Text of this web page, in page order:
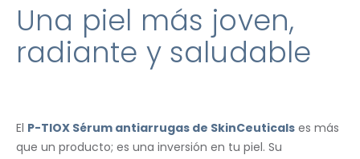
Una piel más joven,
radiante y saludable
El P-TIOX Sérum antiarrugas de SkinCeuticals es más
que un producto; es una inversión en tu piel. Su